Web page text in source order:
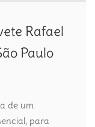
Rafael
Paulo
de um
para